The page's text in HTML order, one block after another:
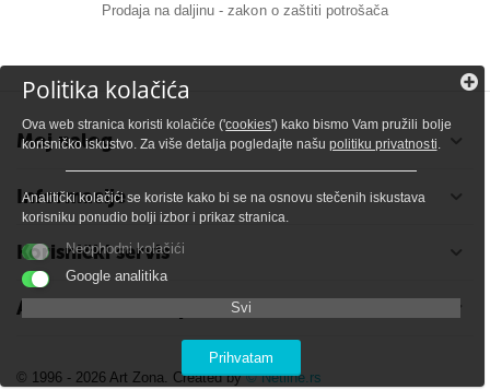
Prodaja na daljinu - zakon o zaštiti potrošača
Moj nalog
Informacije
Korisnički servis
Adresa i kontakt podaci
© 1996 - 2026 Art Zona. Created by© Netline.rs
Politika kolačića
Ova web stranica koristi kolačiće ('cookies') kako bismo Vam pružili bolje
korisničko iskustvo. Za više detalja pogledajte našupolitiku privatnosti.
Analitički kolačići se koriste kako bi se na osnovu stečenih iskustava
korisniku ponudio bolji izbor i prikaz stranica.
Neophodni kolačići
Google analitika
Svi
Prihvatam